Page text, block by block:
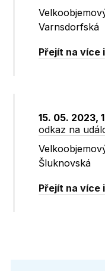
Varnsdorfská
Přejít na více
15. 05. 2023,
odkaz na
Šluknovská
Přejít na více